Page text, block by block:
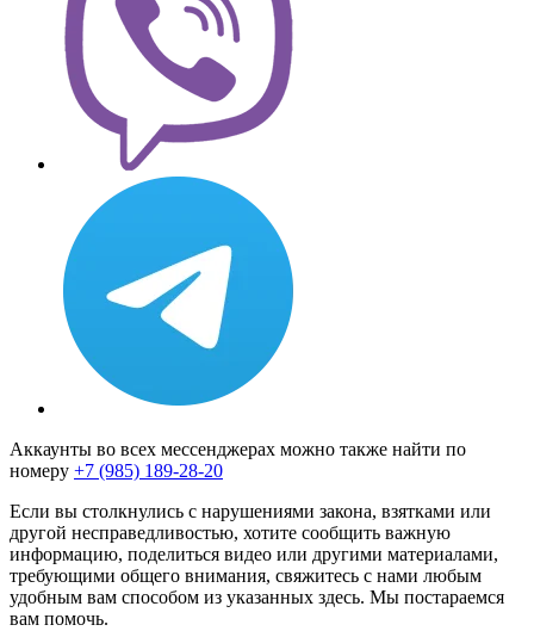
Аккаунты во всех мессенджерах можно также найти по
номеру +7 (985) 189-28-20
Если вы столкнулись с нарушениями закона, взятками или
другой несправедливостью, хотите сообщить важную
информацию, поделиться видео или другими материалами,
требующими общего внимания, свяжитесь с нами любым
удобным вам способом из указанных здесь. Мы постараемся
вам помочь.